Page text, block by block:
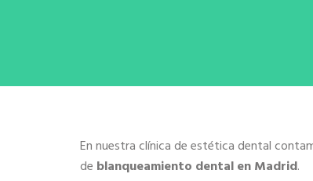
En nuestra clínica de estética dental
de blanqueamiento dental en Madrid.